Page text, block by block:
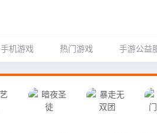
手机游戏 热门游戏 手游公益